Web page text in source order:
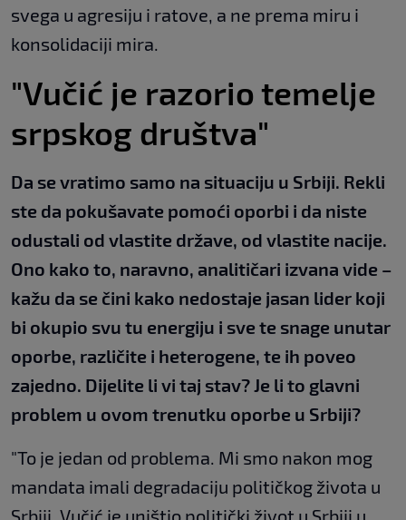
svega u agresiju i ratove, a ne prema miru i
konsolidaciji mira.
"Vučić je razorio temelje
srpskog društva"
Da se vratimo samo na situaciju u Srbiji. Rekli
ste da pokušavate pomoći oporbi i da niste
odustali od vlastite države, od vlastite nacije.
Ono kako to, naravno, analitičari izvana vide –
kažu da se čini kako nedostaje jasan lider koji
bi okupio svu tu energiju i sve te snage unutar
oporbe, različite i heterogene, te ih poveo
zajedno. Dijelite li vi taj stav? Je li to glavni
problem u ovom trenutku oporbe u Srbiji?
"To je jedan od problema. Mi smo nakon mog
mandata imali degradaciju političkog života u